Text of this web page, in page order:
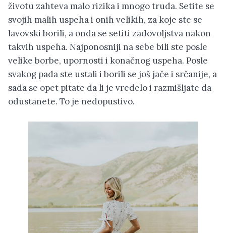
životu zahteva malo rizika i mnogo truda. Setite se
svojih malih uspeha i onih velikih, za koje ste se
lavovski borili, a onda se setiti zadovoljstva nakon
takvih uspeha. Najponosniji na sebe bili ste posle
velike borbe, upornosti i konačnog uspeha. Posle
svakog pada ste ustali i borili se još jače i srčanije, a
sada se opet pitate da li je vredelo i razmišljate da
odustanete. To je nedopustivo.